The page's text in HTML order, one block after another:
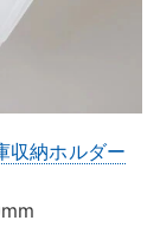
収納ホルダー